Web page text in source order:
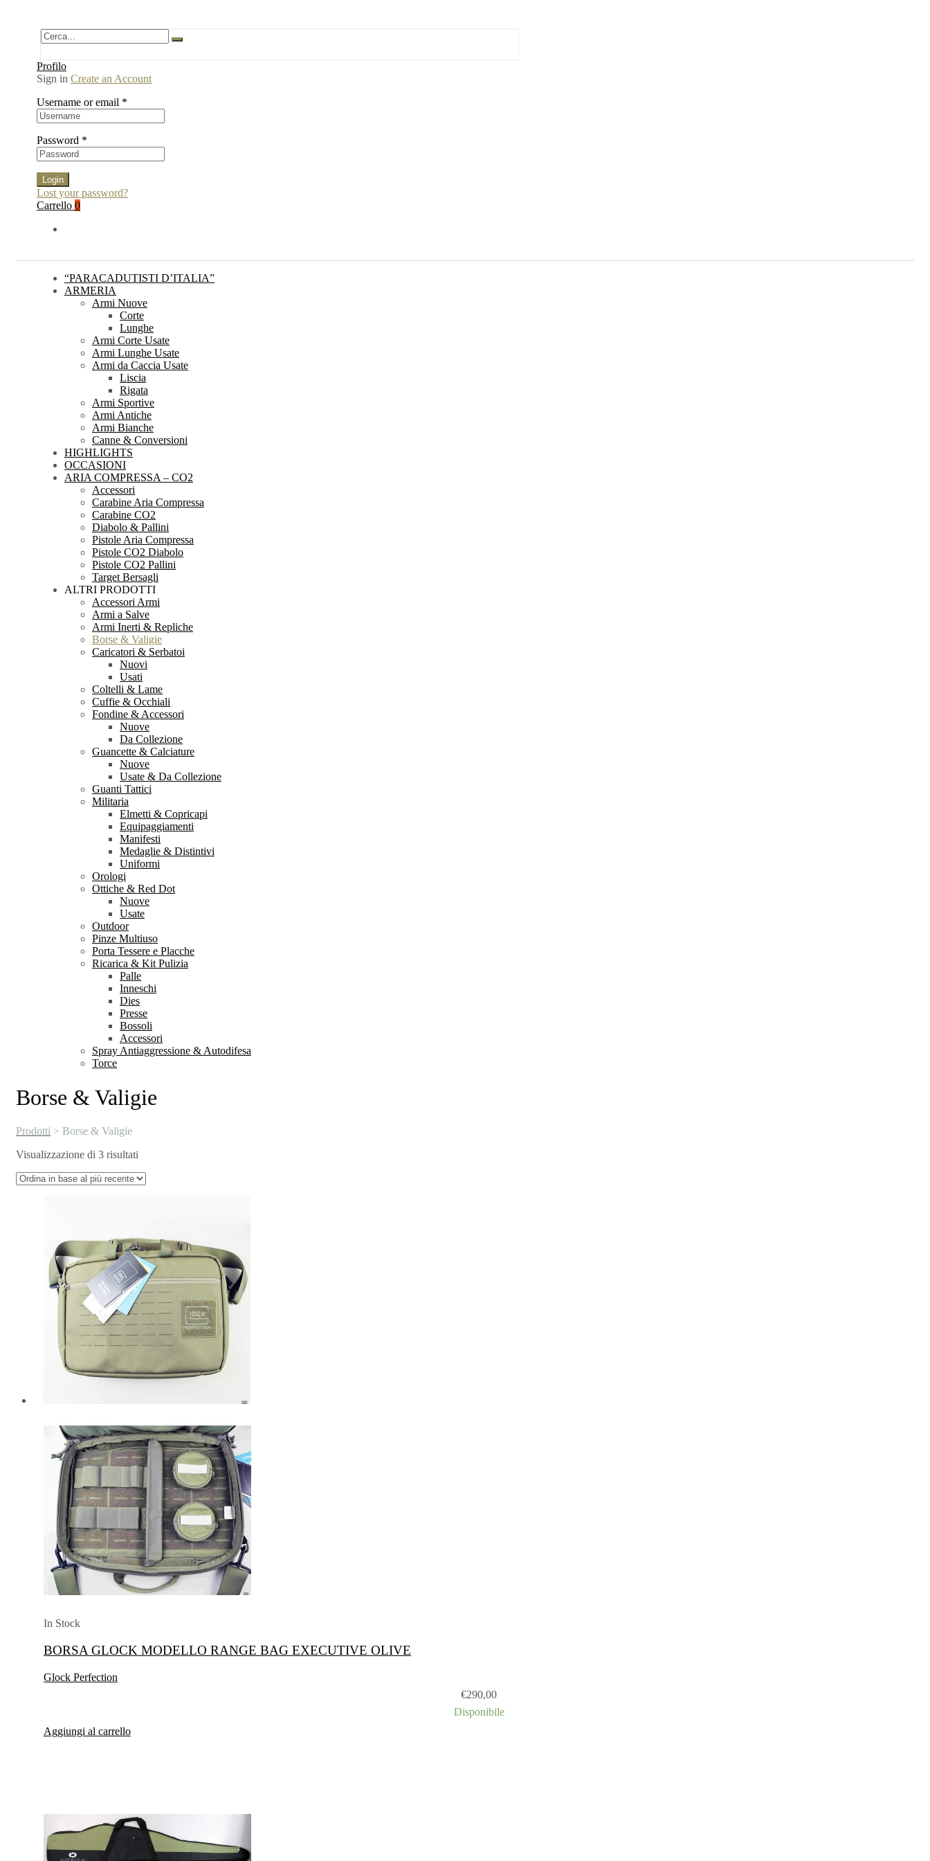
Profilo
Sign in Create an Account
Username or email *
Password *
Login
Lost your password?
Carrello 0
“PARACADUTISTI D’ITALIA”
ARMERIA
Armi Nuove
Corte
Lunghe
Armi Corte Usate
Armi Lunghe Usate
Armi da Caccia Usate
Liscia
Rigata
Armi Sportive
Armi Antiche
Armi Bianche
Canne & Conversioni
HIGHLIGHTS
OCCASIONI
ARIA COMPRESSA – CO2
Accessori
Carabine Aria Compressa
Carabine CO2
Diabolo & Pallini
Pistole Aria Compressa
Pistole CO2 Diabolo
Pistole CO2 Pallini
Target Bersagli
ALTRI PRODOTTI
Accessori Armi
Armi a Salve
Armi Inerti & Repliche
Borse & Valigie
Caricatori & Serbatoi
Nuovi
Usati
Coltelli & Lame
Cuffie & Occhiali
Fondine & Accessori
Nuove
Da Collezione
Guancette & Calciature
Nuove
Usate & Da Collezione
Guanti Tattici
Militaria
Elmetti & Copricapi
Equipaggiamenti
Manifesti
Medaglie & Distintivi
Uniformi
Orologi
Ottiche & Red Dot
Nuove
Usate
Outdoor
Pinze Multiuso
Porta Tessere e Placche
Ricarica & Kit Pulizia
Palle
Inneschi
Dies
Presse
Bossoli
Accessori
Spray Antiaggressione & Autodifesa
Torce
Borse & Valigie
Prodotti > Borse & Valigie
Visualizzazione di 3 risultati
base
In Stock
BORSA GLOCK MODELLO RANGE BAG EXECUTIVE OLIVE
Glock Perfection
€290,00
Disponibile
Aggiungi al carrello